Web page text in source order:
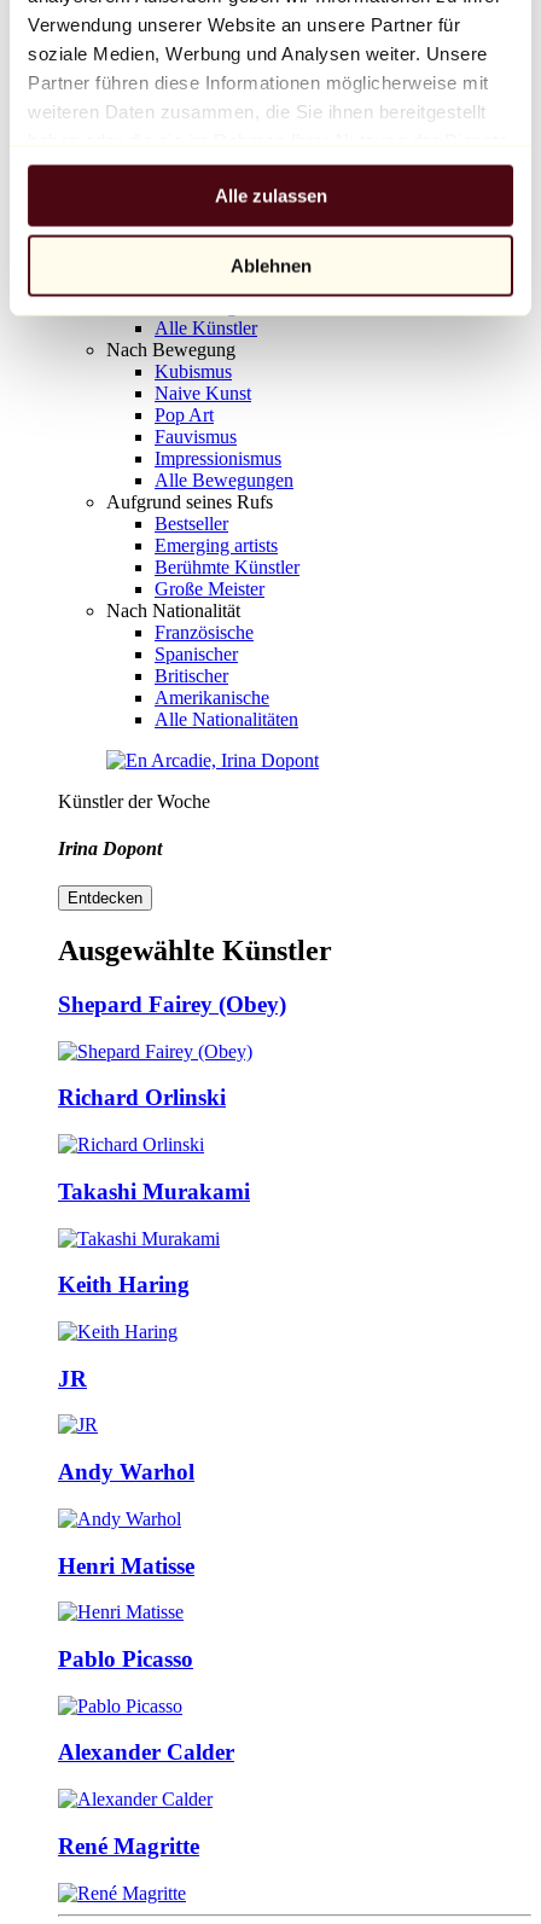
Verwendung unserer Website an unsere Partner für
soziale Medien, Werbung und Analysen weiter. Unsere
Partner führen diese Informationen möglicherweise mit
weiteren Daten zusammen, die Sie ihnen bereitgestellt
gesammelt haben.
Alle zulassen
Ablehnen
Balloon Dog (Orange)
Jeff Koons
10.000 €
Entdecken
Alle Bildhauer
Alle Fotografen
Alle Künstler
Nach Bewegung
Kubismus
Naive Kunst
Pop Art
Fauvismus
Impressionismus
Alle Bewegungen
Aufgrund seines Rufs
Bestseller
Emerging artists
Berühmte Künstler
Große Meister
Nach Nationalität
Französische
Spanischer
Britischer
Amerikanische
Alle Nationalitäten
Künstler der Woche
Irina Dopont
Entdecken
Ausgewählte Künstler
Shepard Fairey (Obey)
Richard Orlinski
Takashi Murakami
Keith Haring
JR
Andy Warhol
Henri Matisse
Pablo Picasso
Alexander Calder
René Magritte